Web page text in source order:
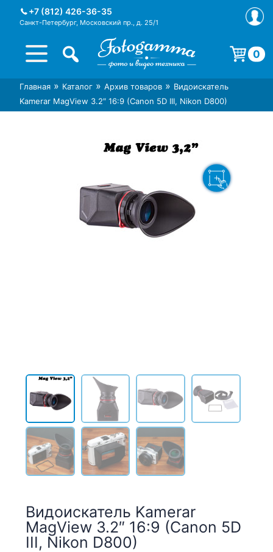
+7 (812) 426-36-35
Санкт-Петербург, Московский пр., д. 25/1
Интернет-магазин фототехники
Foto-Gamma в СПб
Магазин фотоаксессуаров foto-
gamma.ru
0
Корзина пуста.
Главная » Каталог » Архив товаров » Видоискатель
Kamerar MagView 3.2″ 16:9 (Canon 5D III, Nikon D800)
Видоискатель Kamerar
MagView 3.2″ 16:9 (Canon 5D
III, Nikon D800)